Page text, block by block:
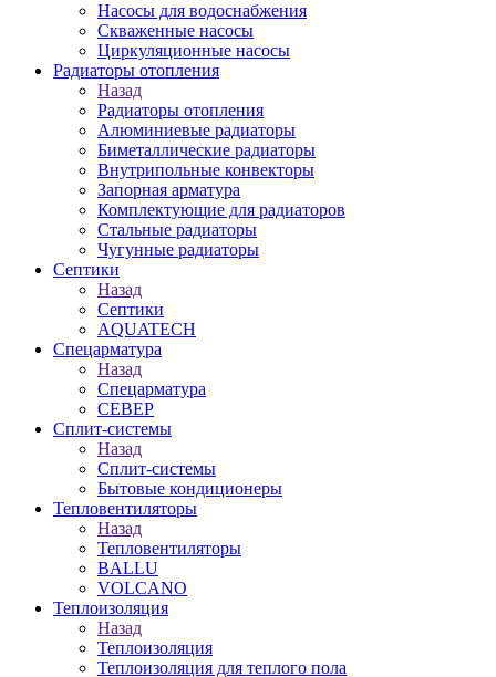
Насосы для водоснабжения
Скваженные насосы
Циркуляционные насосы
Радиаторы отопления
Назад
Радиаторы отопления
Алюминиевые радиаторы
Биметаллические радиаторы
Внутрипольные конвекторы
Запорная арматура
Комплектующие для радиаторов
Стальные радиаторы
Чугунные радиаторы
Септики
Назад
Септики
AQUATECH
Спецарматура
Назад
Спецарматура
СЕВЕР
Сплит-системы
Назад
Сплит-системы
Бытовые кондиционеры
Тепловентиляторы
Назад
Тепловентиляторы
BALLU
VOLCANO
Теплоизоляция
Назад
Теплоизоляция
Теплоизоляция для теплого пола